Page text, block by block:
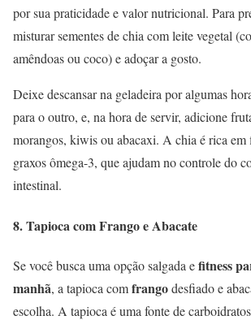
por sua praticidade e valor nutricional. Para
misturar sementes de chia com leite vegetal
amêndoas ou coco) e adoçar a gosto.
Deixe descansar na geladeira por algumas
para o outro, e, na hora de servir, adicione
morangos, kiwis ou abacaxi. A chia é rica em
graxos ômega-3, que ajudam no controle do
intestinal.
8.Tapioca com Frango e Abacate
Se você busca uma opção salgada efitness
manhã, a tapioca comfrangodesfiado e
escolha. A tapioca é uma fonte de